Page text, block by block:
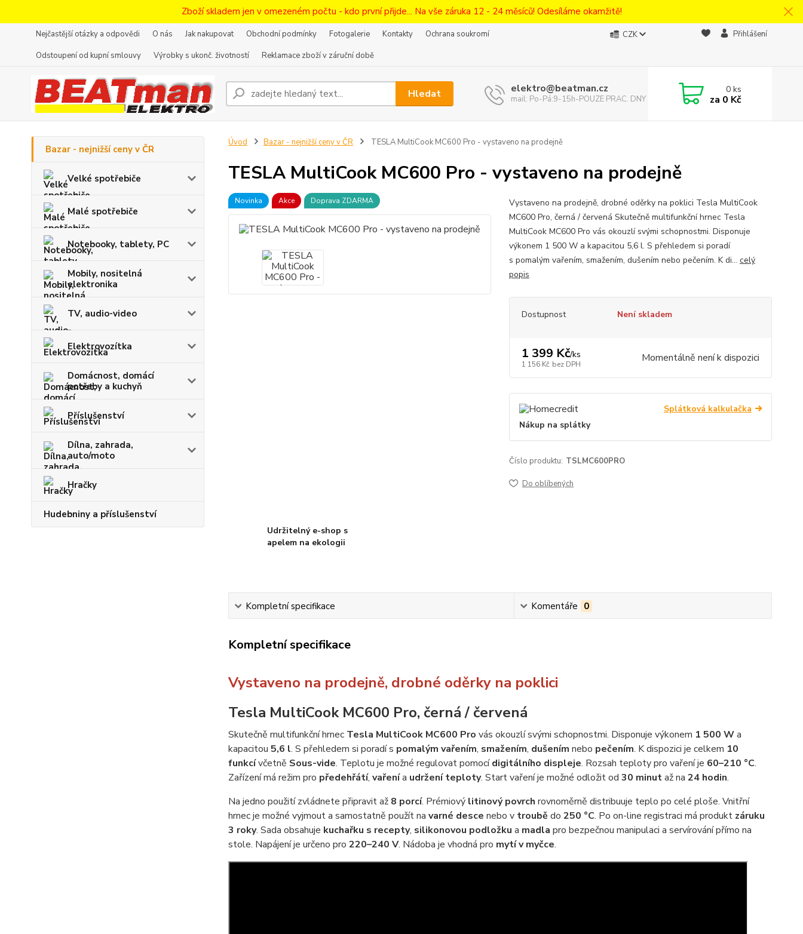
Zboží skladem jen v omezeném počtu - kdo první přijde... Na vše záruka 12 - 24 měsíců! Odesíláme okamžitě!
Nejčastější otázky a odpovědi O nás Jak nakupovat Obchodní podmínky Fotogalerie Kontakty
Ochrana soukromí
Odstoupení od kupní smlouvy
Výrobky s ukonč. životností Reklamace zboží v záruční době
CZK Přihlášení
Hledat elektro@beatman.cz
mail: Po-Pá:9-15h-POUZE PRAC. DNY
0ks
za 0 Kč
Bazar - nejnižší ceny v ČR
Velké spotřebiče
Malé spotřebiče
Notebooky, tablety, PC
Mobily, nositelná
elektronika
TV, audio-video
Elektrovozítka
Domácnost, domácí
potřeby a kuchyň
Příslušenství
Dílna, zahrada,
auto/moto
Hračky
Hudebniny a příslušenství
Úvod Bazar - nejnižší ceny v ČR TESLA MultiCook MC600 Pro - vystaveno na prodejně
TESLA MultiCook MC600 Pro - vystaveno na prodejně
Novinka Akce Doprava ZDARMA
Vystaveno na prodejně, drobné oděrky na poklici Tesla MultiCook
MC600 Pro, černá / červená Skutečně multifunkční hrnec Tesla
MultiCook MC600 Pro vás okouzlí svými schopnostmi. Disponuje
výkonem 1 500 W a kapacitou 5,6 l. S přehledem si poradí
s pomalým vařením, smažením, dušením nebo pečením. K di... celý
popis
Dostupnost Není skladem
1 399 Kč/ks
1 156 Kč bez DPH Momentálně není k dispozici
Splátková kalkulačka
Nákup na splátky
Číslo produktu: TSLMC600PRO
Do oblíbených
Udržitelný e-shop s
apelem na ekologii
Kompletní specifikace Komentáře 0
Kompletní specifikace
Vystaveno na prodejně, drobné oděrky na poklici
Tesla MultiCook MC600 Pro, černá / červená
Skutečně multifunkční hrnec Tesla MultiCook MC600 Pro vás okouzlí svými schopnostmi. Disponuje výkonem 1 500 Wa
kapacitou 5,6 l. S přehledem si poradí s pomalým vařením, smažením, dušením nebo pečením. K dispozici je celkem 10
funkcívčetně Sous-vide. Teplotu je možné regulovat pomocídigitálního displeje. Rozsah teploty pro vaření je 60–210 °C.
Zařízení má režim pro předehřátí, vařenía udržení teploty. Start vaření je možné odložit od 30 minutaž na 24 hodin.
Na jedno použití zvládnete připravit až 8 porcí. Prémiový litinový povrch rovnoměrně distribuuje teplo po celé ploše. Vnitřní
hrnec je možné vyjmout a samostatně použít na varné desce nebo v troubě do 250 °C. Po on-line registraci má produkt záruku
3 roky. Sada obsahuje kuchařku s recepty, silikonovou podložku a madla pro bezpečnou manipulaci a servírování přímo na
stole. Napájení je určeno pro 220–240 V. Nádoba je vhodná pro mytí v myčce.